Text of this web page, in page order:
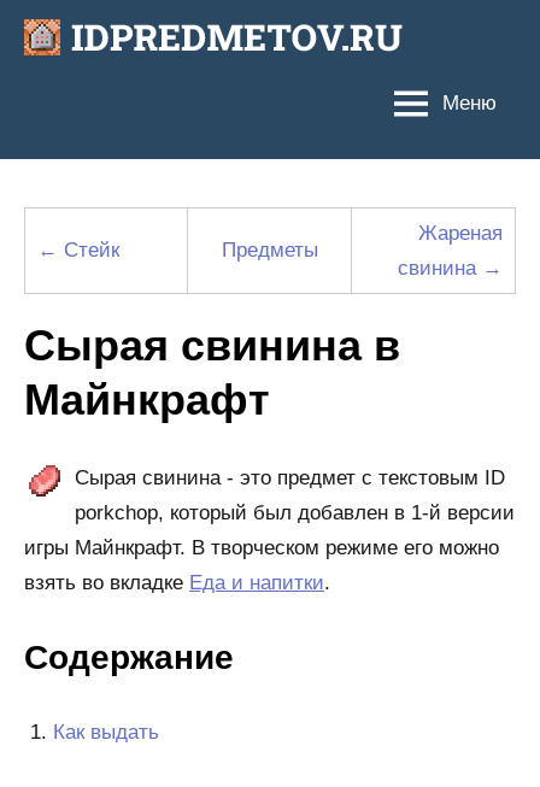
Перейти
Меню
← Стейк Предметы
Жареная
свинина →
Сырая свинина в
Майнкрафт
Сырая свинина - это предмет с текстовым ID
porkchop, который был добавлен в 1-й версии
игры Майнкрафт. В творческом режиме его можно
взять во вкладке Еда и напитки.
Содержание
Как выдать